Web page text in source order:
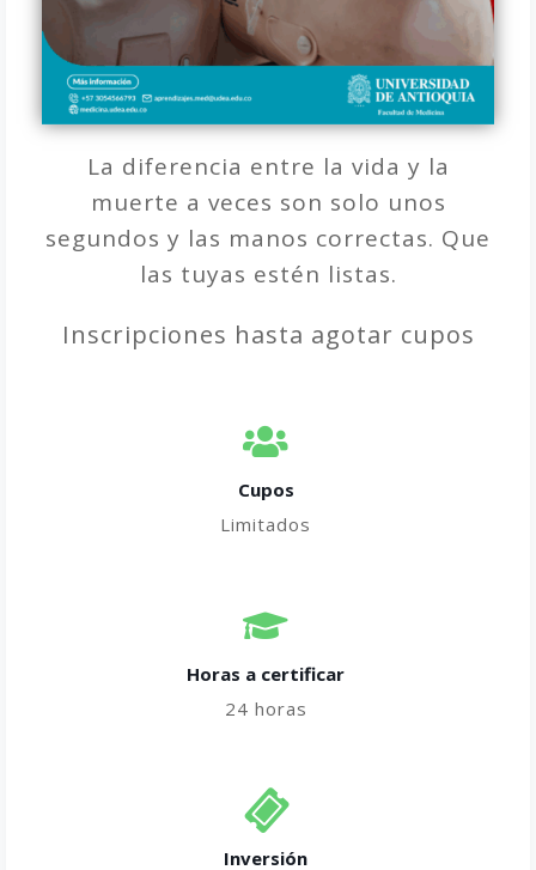
La diferencia entre la vida y la
muerte a veces son solo unos
segundos y las manos correctas. Que
las tuyas estén listas.
Inscripciones hasta agotar cupos
Cupos
Limitados
Horas a certificar​
24 horas
Inversión